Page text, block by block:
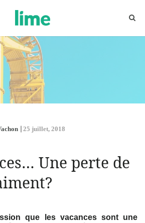
25 juillet, 2018
Une perte de
que les vacances sont une